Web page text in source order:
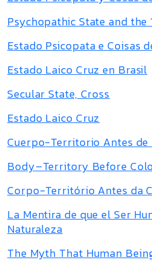
Psychopathic State and the
Estado Psicopata e Coisas
Estado Laico Cruz en Brasil
Secular State, Cross
Estado Laico Cruz
Cuerpo-Territorio Antes de
Body–Territory Before
Corpo-Território Antes da
La Mentira de que el Ser
Naturaleza
The Myth That Human